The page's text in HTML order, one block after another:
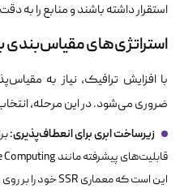
استقرار داشته باشند و منابع را به
استراتژی‌های مقیاس‌بندی
با افزایش ترافیک، نیاز به
ضروری می‌شود. در این مرحله،
زیرساخت ابری برای انعطاف‌پذیری:
این است که معماری SSR خود را بر روی یک